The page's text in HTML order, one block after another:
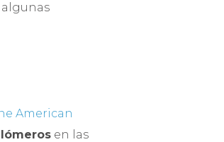
American
en las